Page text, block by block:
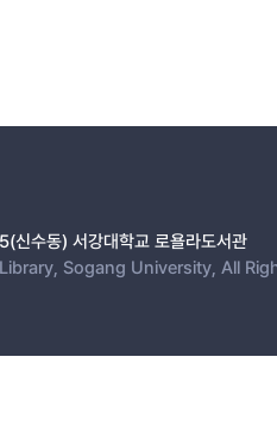
수동) 서강대학교 로욜라도서관
Sogang University, All